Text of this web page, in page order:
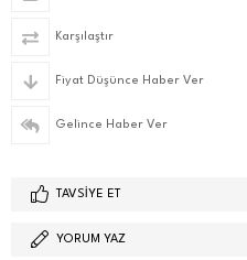
Karşılaştır
Fiyat Düşünce Haber Ver
Gelince Haber Ver
TAVSIYE ET
YORUM YAZ